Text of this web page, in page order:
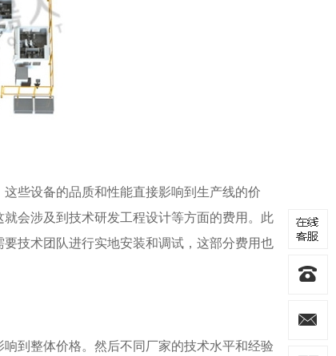
些设备的品质和性能直接影响到生产线的价
会涉及到技术研发工程设计等方面的费用。此
技术团队进行实地安装和调试，这部分费用也
到整体价格。然后不同厂家的技术水平和经验